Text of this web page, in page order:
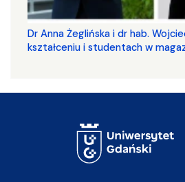
​​​​​​​Dr Anna Żeglińska i dr hab.
kształceniu i studentach w